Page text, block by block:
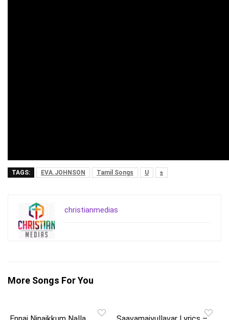
TAGS: EVA.JOHNSON Tamil Songs U உ
christianmedias
More Songs For You